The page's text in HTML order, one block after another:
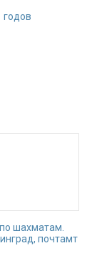
шахматам.
почтамт